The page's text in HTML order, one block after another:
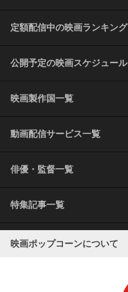
定額配信中の映画ランキング
公開予定の映画スケジュール
映画製作国一覧
動画配信サービス一覧
俳優・監督一覧
特集記事一覧
映画ポップコーンについて